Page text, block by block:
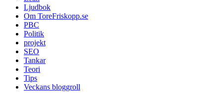
Ljudbok
Om ToreFriskopp.se
PBC
Politik
projekt
SEO
Tankar
Teori
Tips
Veckans bloggroll